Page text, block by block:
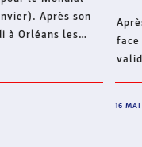
Après son
à Orléans les
à l’EHF EURO
face
16